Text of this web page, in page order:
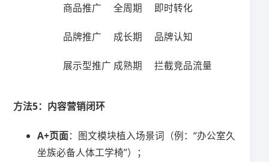
商品推广 全周期 即时转化
品牌推广 成长期 品牌认知
展示型推广 成熟期 拦截竞品流量
​方法5：内容营销闭环​
​A+页面​​：图文模块植入场景词（例：“办公室久
坐族必备人体工学椅”）；